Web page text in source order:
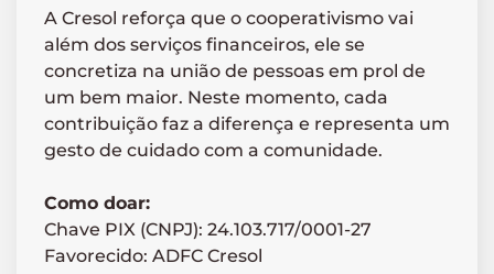
A Cresol reforça que o cooperativismo vai
além dos serviços financeiros, ele se
concretiza na união de pessoas em prol de
um bem maior. Neste momento, cada
contribuição faz a diferença e representa um
gesto de cuidado com a comunidade.
Como doar:
Chave PIX (CNPJ): 24.103.717/0001-27
Favorecido: ADFC Cresol